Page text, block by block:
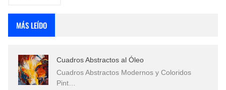
MÁS LEÍDO
Cuadros Abstractos al Óleo
Cuadros Abstractos Modernos y Coloridos
Pint…